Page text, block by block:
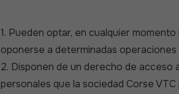
1. Pueden optar, en cualquier
oponerse a determinadas
2. Disponen de un derecho de
personales que la sociedad Corse